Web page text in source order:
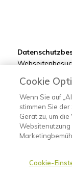
Bewerber
Lieferanten
Cookie
Wenn Sie auf
stimmen Sie
Gerät zu, um
Cookie-